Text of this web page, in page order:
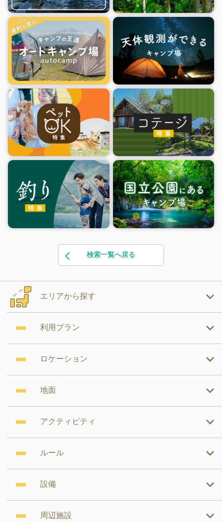
検索一覧へ戻る
エリアから探す
利用プラン
ロケーション
地面
アクティビティ
ルール
設備
周辺施設